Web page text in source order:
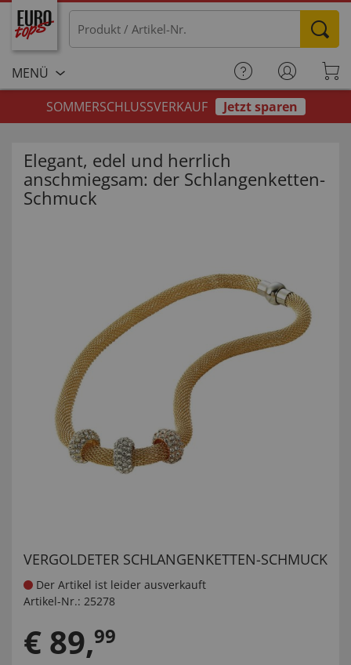
MENÜ
SOMMERSCHLUSSVERKAUF
Jetzt sparen
Elegant, edel und herrlich
anschmiegsam: der Schlangenketten-
Schmuck
VERGOLDETER SCHLANGENKETTEN-SCHMUCK
Der Artikel ist leider ausverkauft
Artikel-Nr.: 25278
€ 89,99